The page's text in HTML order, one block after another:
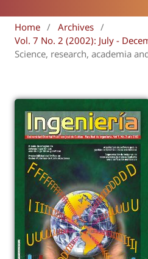
Home / Archives /
Vol. 7 No. 2 (2002): July -
Science, research, academia